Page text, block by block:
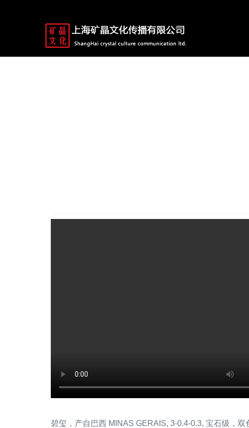
碧玺，产自巴西 MINAS GERAIS, 3-0.4-0.3, 宝石级，